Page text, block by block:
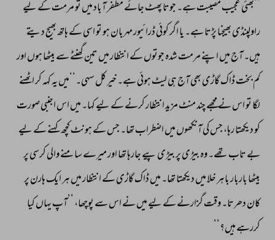
’’بھئی عجیب مصیبت ہے۔ جوتا پھٹ جائے مظفر آباد میں تو مرمت کے لیے
راولپنڈی بھیجنا پڑتا ہے۔ یا اگر کوئی ڈرائیور مہربان ہو تو اسی کے ہاتھ بھیج دیتے
ہیں۔ آج میں اپنے مرمت شدہ جوتوں کے انتظار میں تین گھنٹے سے بیٹھا ہوں اور
کم بخت ڈاک گاڑی بھی آج ہی لیٹ ہوئی ہے۔ خیر کل سہی۔‘‘میں یہ کہہ کر اٹھنے
لگا تو اس نے مجھے چند منٹ مزید انتظار کرنے کے لیے کہا۔ میں اس اجنبی صورت
کو دیکھتا رہا، جس کی آنکھوں میں اضطراب تھا۔ جس کے ہونٹ کچھ کہنے کے لیے
بے تاب تھے۔ وہ بیڑی پر بیڑی پیے جارہا تھا اور میرے سامنے والی کرسی پر
بیٹھا باربار باہر خلا میں دیکھتا تھا۔ میں ڈاک گاڑی کے انتظار میں ہر ایک ہارن پر
کان دھرتا۔ وقت گزارنے کے لیے میں نے اس سے پوچھا، ’’آپ یہاں کیا
کررہے ہیں؟‘‘